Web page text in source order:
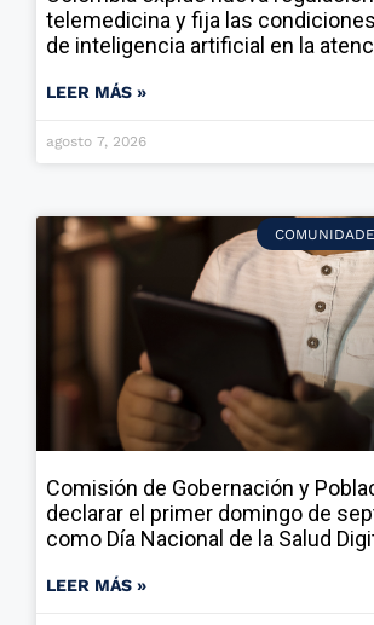
telemedicina y fija las
de inteligencia artificial en la
LEER MÁS »
agosto 7, 2026
Comisión de Gobernación y
declarar el primer domingo de
como Día Nacional de la Salud
LEER MÁS »